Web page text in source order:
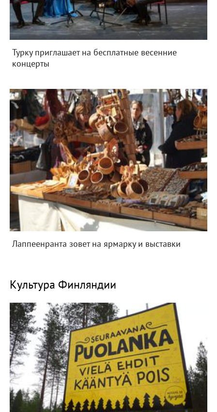
Турку приглашает на бесплатные весенние
концерты
Лаппеенранта зовет на ярмарку и выставки
Культура Финляндии